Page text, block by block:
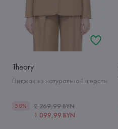
Theory
Пиджак из натуральной шерсти
50%
2 269,99 BYN
1 099,99 BYN